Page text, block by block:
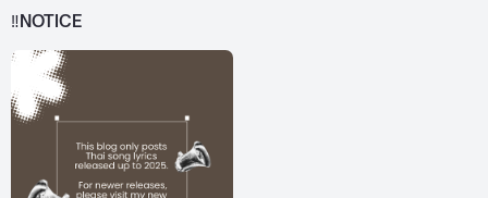
‼️NOTICE